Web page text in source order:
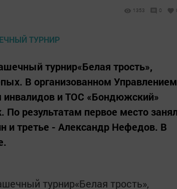
1353 0
турнир«Белая трость»,
В организованном Управлением
и ТОС «Бондюжский»
По результатам первое место
и третье - Александр Нефедов. В
турнир«Белая трость»,